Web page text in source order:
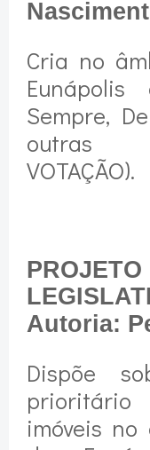
Cria no
Sempre,
outras
VOTAÇÃO).
Autoria:
Dispõe
imóveis